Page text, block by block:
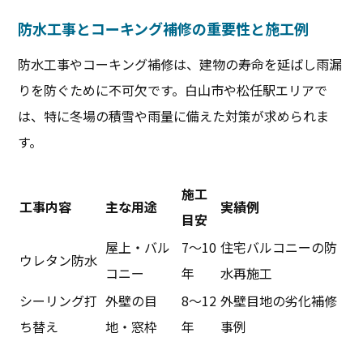
防水工事とコーキング補修の重要性と施工例
防水工事やコーキング補修は、建物の寿命を延ばし雨漏
りを防ぐために不可欠です。白山市や松任駅エリアで
は、特に冬場の積雪や雨量に備えた対策が求められま
す。
工事内容 主な用途
施工
目安
実績例
ウレタン防水
屋上・バル
コニー
7～10
年
住宅バルコニーの防
水再施工
シーリング打
ち替え
外壁の目
地・窓枠
8～12
年
外壁目地の劣化補修
事例